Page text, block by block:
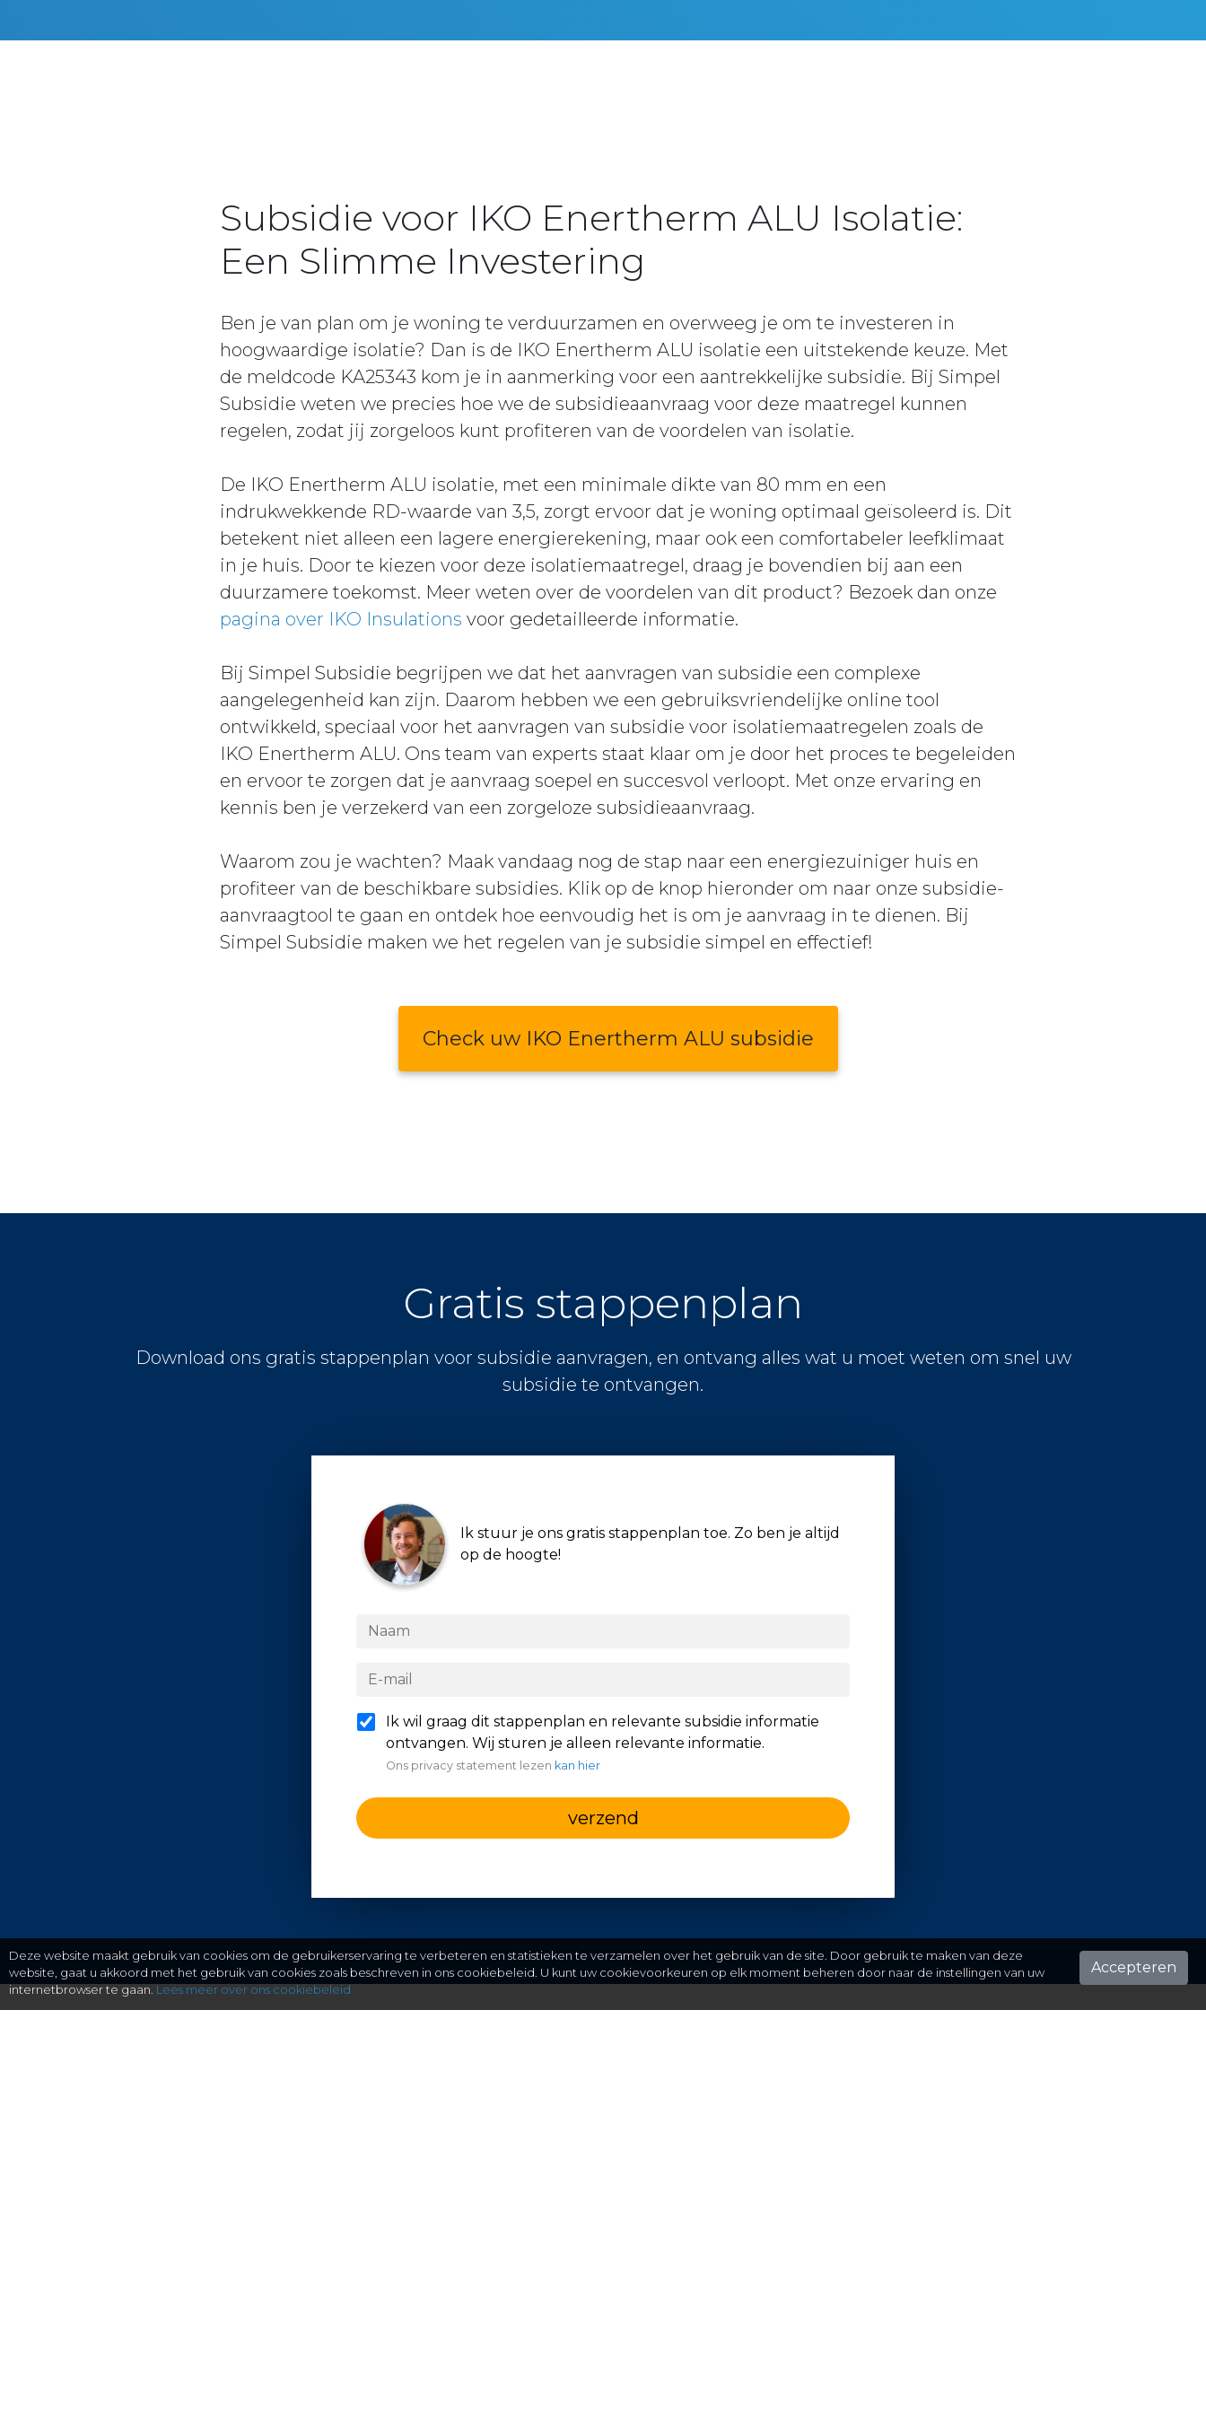
Subsidie voor IKO Enertherm ALU Isolatie:
Een Slimme Investering
Ben je van plan om je woning te verduurzamen en overweeg je om te investeren in
hoogwaardige isolatie? Dan is de IKO Enertherm ALU isolatie een uitstekende keuze. Met
de meldcode KA25343 kom je in aanmerking voor een aantrekkelijke subsidie. Bij Simpel
Subsidie weten we precies hoe we de subsidieaanvraag voor deze maatregel kunnen
regelen, zodat jij zorgeloos kunt profiteren van de voordelen van isolatie.
De IKO Enertherm ALU isolatie, met een minimale dikte van 80 mm en een
indrukwekkende RD-waarde van 3,5, zorgt ervoor dat je woning optimaal geïsoleerd is. Dit
betekent niet alleen een lagere energierekening, maar ook een comfortabeler leefklimaat
in je huis. Door te kiezen voor deze isolatiemaatregel, draag je bovendien bij aan een
duurzamere toekomst. Meer weten over de voordelen van dit product? Bezoek dan onze
pagina over IKO Insulations voor gedetailleerde informatie.
Bij Simpel Subsidie begrijpen we dat het aanvragen van subsidie een complexe
aangelegenheid kan zijn. Daarom hebben we een gebruiksvriendelijke online tool
ontwikkeld, speciaal voor het aanvragen van subsidie voor isolatiemaatregelen zoals de
IKO Enertherm ALU. Ons team van experts staat klaar om je door het proces te begeleiden
en ervoor te zorgen dat je aanvraag soepel en succesvol verloopt. Met onze ervaring en
kennis ben je verzekerd van een zorgeloze subsidieaanvraag.
Waarom zou je wachten? Maak vandaag nog de stap naar een energiezuiniger huis en
profiteer van de beschikbare subsidies. Klik op de knop hieronder om naar onze subsidie-
aanvraagtool te gaan en ontdek hoe eenvoudig het is om je aanvraag in te dienen. Bij
Simpel Subsidie maken we het regelen van je subsidie simpel en effectief!
Check uw IKO Enertherm ALU subsidie
Gratis stappenplan
Download ons gratis stappenplan voor subsidie aanvragen, en ontvang alles wat u moet weten om snel uw
subsidie te ontvangen.
Ik stuur je ons gratis stappenplan toe. Zo ben je altijd
op de hoogte!
Ik wil graag dit stappenplan en relevante subsidie informatie
ontvangen. Wij sturen je alleen relevante informatie.
Ons privacy statement lezen kan hier
verzend
Deze website maakt gebruik van cookies om de gebruikerservaring te verbeteren en statistieken te verzamelen over het gebruik van de site. Door gebruik te maken van deze
website, gaat u akkoord met het gebruik van cookies zoals beschreven in ons cookiebeleid. U kunt uw cookievoorkeuren op elk moment beheren door naar de instellingen van uw
internetbrowser te gaan. Lees meer over ons cookiebeleid
Accepteren